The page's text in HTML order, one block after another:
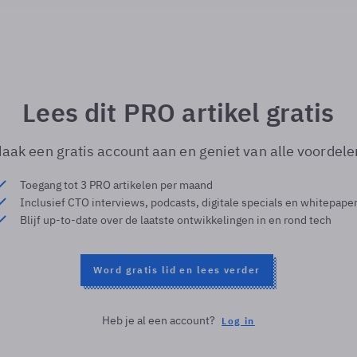
Lees dit PRO artikel gratis
een gratis account aan en geniet van alle
Toegang tot 3 PRO artikelen per maand
Inclusief CTO interviews, podcasts, digitale specials en
Blijf up-to-date over de laatste ontwikkelingen in en rond tech
Word gratis lid en lees verder
Heb je al een account? Log in